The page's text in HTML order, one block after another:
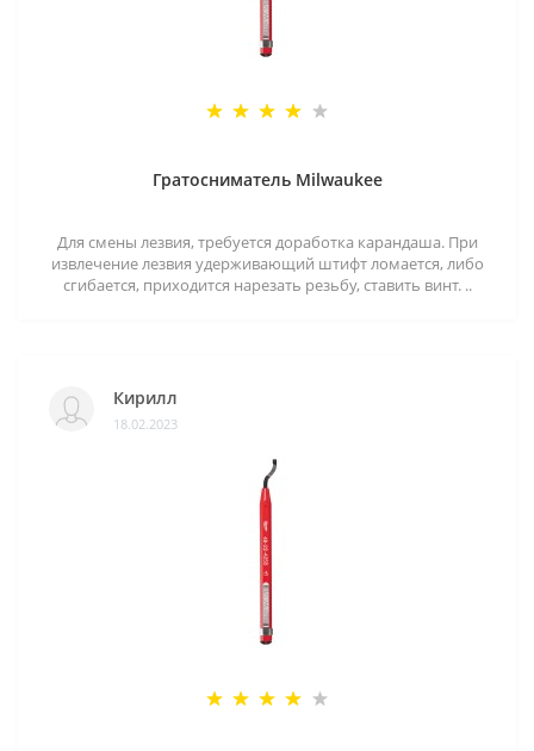
Гратосниматель Milwaukee
Для смены лезвия, требуется доработка карандаша. При
извлечение лезвия удерживающий штифт ломается, либо
сгибается, приходится нарезать резьбу, ставить винт. ..
Кирилл
18.02.2023